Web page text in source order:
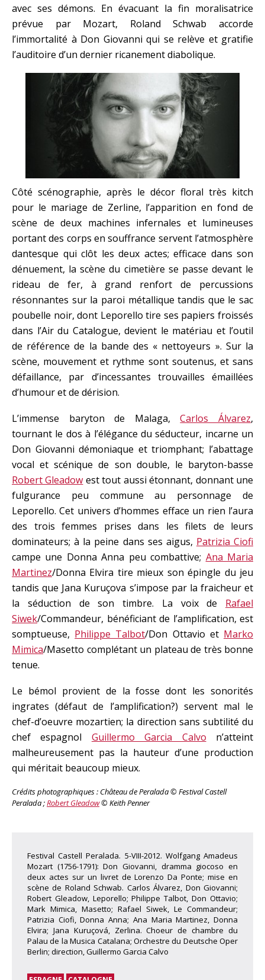
avec ses démons. En évacuant la fin moralisatrice
prévue par Mozart, Roland Schwab accorde
l’immortalité à Don Giovanni qui se relève et gratifie
l’auditoire d’un dernier ricanement diabolique.
Côté scénographie, après le décor floral très kitch
pour le mariage de Zerline, l’apparition en fond de
scène de deux machines infernales et lumineuses
portant des corps en souffrance servent l’atmosphère
dantesque qui clôt les deux actes; efficace dans son
dénuement, la scène du cimetière se passe devant le
rideau de fer, à grand renfort de percussions
résonnantes sur la paroi métallique tandis que le sac
poubelle noir, dont Leporello tire ses papiers froissés
dans l’Air du Catalogue, devient le matériau et l’outil
de référence de la bande des « nettoyeurs ». Sur la
scène, mouvement et rythme sont soutenus, et sans
défaillance, par d’incessantes trouvailles émaillées
d’humour et de dérision.
L’immense baryton de Malaga,Carlos Álvarez,
tournant le dos à l’élégance du séducteur, incarne un
Don Giovanni démoniaque et triomphant; l’abattage
vocal et scénique de son double, le baryton-basse
Robert Gleadow est tout aussi étonnant, donnant une
fulgurance peu commune au personnage de
Leporello. Cet univers d’hommes efface un rien l’aura
des trois femmes prises dans les filets de leurs
dominateurs; à la peine dans ses aigus, Patrizia Ciofi
campe une Donna Anna peu combattive; Ana Maria
Martinez/Donna Elvira tire mieux son épingle du jeu
tandis que Jana Kuruçova s’impose par la fraicheur et
la séduction de son timbre. La voix de Rafael
Siwek/Commandeur, bénéficiant de l’amplification, est
somptueuse, Philippe Talbot/Don Ottavio et Marko
Mimica/Masetto complétant un plateau de très bonne
tenue.
Le bémol provient de la fosse dont les sonorités
ingrates (défaut de l’amplification?) servent mal le
chef-d’oeuvre mozartien; la direction sans subtilité du
chef espagnol Guillermo Garcia Calvo n’atteint
malheureusement pas la hauteur d’une production
qui méritait beaucoup mieux.
Crédits photographiques : Château de Peralada © Festival Castell
Peralada ;Robert Gleadow© Keith Penner
Festival Castell Peralada. 5-VIII-2012. Wolfgang Amadeus
Mozart (1756-1791): Don Giovanni, dramma giocoso en
deux actes sur un livret de Lorenzo Da Ponte; mise en
scène de Roland Schwab. Carlos Álvarez, Don Giovanni;
Robert Gleadow, Leporello; Philippe Talbot, Don Ottavio;
Mark Mimica, Masetto; Rafael Siwek, Le Commandeur;
Patrizia Ciofi, Donna Anna; Ana Maria Martinez, Donna
Elvira; Jana Kuruçová, Zerlina. Choeur de chambre du
Palau de la Musica Catalana; Orchestre du Deutsche Oper
Berlin; direction, Guillermo Garcia Calvo